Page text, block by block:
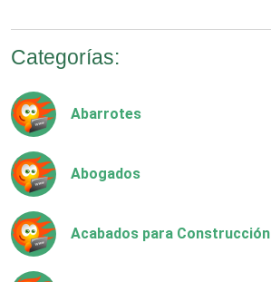
Categorías:
Abarrotes
Abogados
Acabados para Construcción